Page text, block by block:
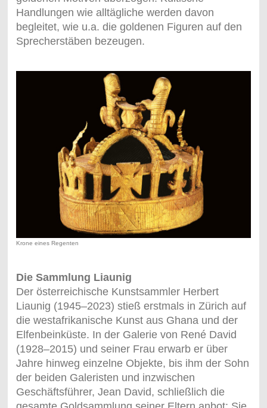
Handlungen wie alltägliche werden davon
begleitet, wie u.a. die goldenen Figuren auf den
Sprecherstäben bezeugen.
Krone eines Regenten
Die Sammlung Liaunig
Der österreichische Kunstsammler Herbert
Liaunig (1945–2023) stieß erstmals in Zürich auf
die westafrikanische Kunst aus Ghana und der
Elfenbeinküste. In der Galerie von René David
(1928–2015) und seiner Frau erwarb er über
Jahre hinweg einzelne Objekte, bis ihm der Sohn
der beiden Galeristen und inzwischen
Geschäftsführer, Jean David, schließlich die